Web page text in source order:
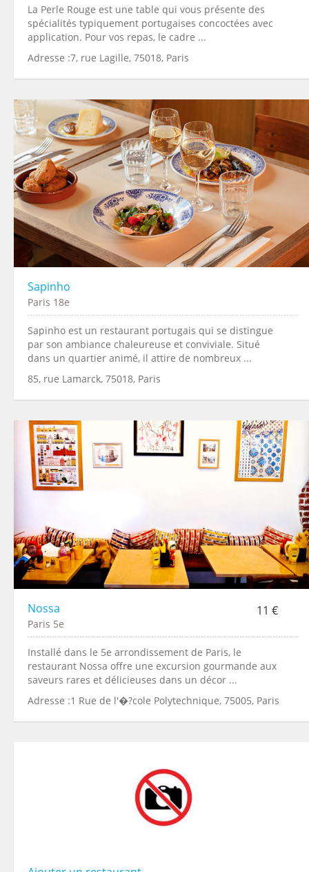
La Perle Rouge est une table qui vous présente des
spécialités typiquement portugaises concoctées avec
application. Pour vos repas, le cadre ...
Adresse :7, rue Lagille, 75018, Paris
Sapinho
Paris 18e
Sapinho est un restaurant portugais qui se distingue
par son ambiance chaleureuse et conviviale. Situé
dans un quartier animé, il attire de nombreux ...
85, rue Lamarck, 75018, Paris
Nossa 11 €
Paris 5e
Installé dans le 5e arrondissement de Paris, le
restaurant Nossa offre une excursion gourmande aux
saveurs rares et délicieuses dans un décor ...
Adresse :1 Rue de l'�?cole Polytechnique, 75005, Paris